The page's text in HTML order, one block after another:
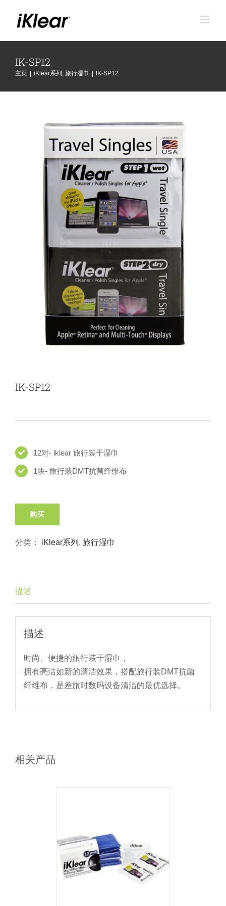
IK-SP12
主页 | iKlear系列 旅行湿巾 | IK-SP12
IK-SP12
12对- iklear 旅行装干湿巾
1块- 旅行装DMT抗菌纤维布
购买
分类： iKlear系列 , 旅行湿巾
描述
描述
时尚、便捷的旅行装干湿巾，
拥有亮洁如新的清洁效果，搭配旅行装DMT抗菌
纤维布，是差旅时数码设备清洁的最优选择。
相关产品